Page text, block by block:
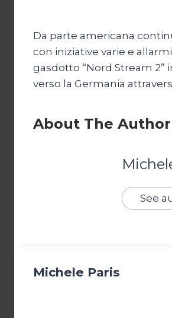
Da parte americana
con iniziative varie e
gasdotto “Nord Stream 2”
verso la Germania
About The Author
See
Michele Paris